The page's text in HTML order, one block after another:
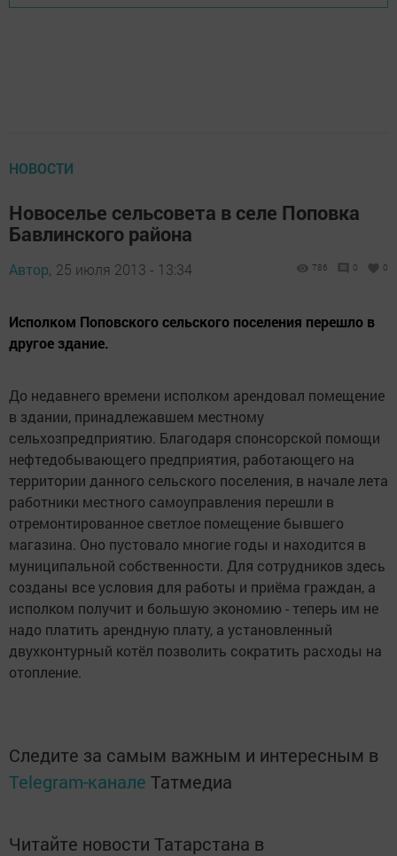
НОВОСТИ
Новоселье сельсовета в селе Поповка
Бавлинского района
Автор, 25 июля 2013 - 13:34 786 0 0
Исполком Поповского сельского поселения перешло в
другое здание.
До недавнего времени исполком арендовал помещение
в здании, принадлежавшем местному
сельхозпредприятию. Благодаря спонсорской помощи
нефтедобывающего предприятия, работающего на
территории данного сельского поселения, в начале лета
работники местного самоуправления перешли в
отремонтированное светлое помещение бывшего
магазина. Оно пустовало многие годы и находится в
муниципальной собственности. Для сотрудников здесь
созданы все условия для работы и приёма граждан, а
исполком получит и большую экономию - теперь им не
надо платить арендную плату, а установленный
двухконтурный котёл позволить сократить расходы на
отопление.
Следите за самым важным и интересным в
Telegram-канале Татмедиа
Читайте новости Татарстана в